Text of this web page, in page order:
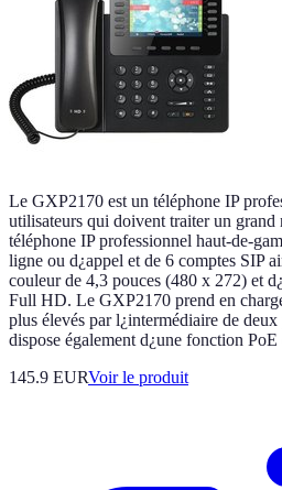
Le GXP2170 est un téléphone IP
utilisateurs qui doivent traiter un grand
téléphone IP professionnel haut-de-
ligne ou d¿appel et de 6 comptes SIP
couleur de 4,3 pouces (480 x 272) et
Full HD. Le GXP2170 prend en
plus élevés par l¿intermédiaire de
dispose également d¿une fonction
145.9 EURVoir le produit